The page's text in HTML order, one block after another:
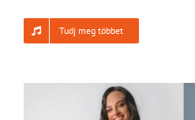
Tudj meg többet